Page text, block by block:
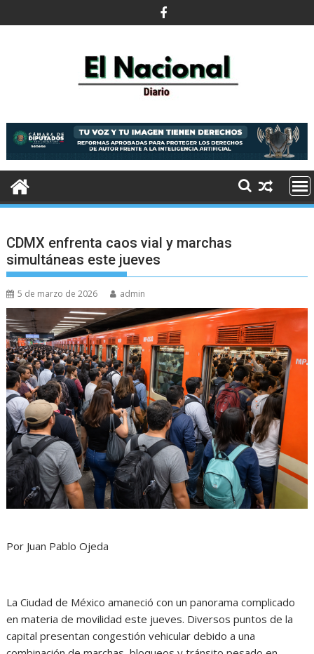
al
CDMX enfrenta caos vial y marchas
simultáneas este jueves
5 de marzo de 2026 admin
Por Juan Pablo Ojeda
La Ciudad de México amaneció con un panorama complicado
en materia de movilidad este jueves. Diversos puntos de la
capital presentan congestión vehicular debido a una